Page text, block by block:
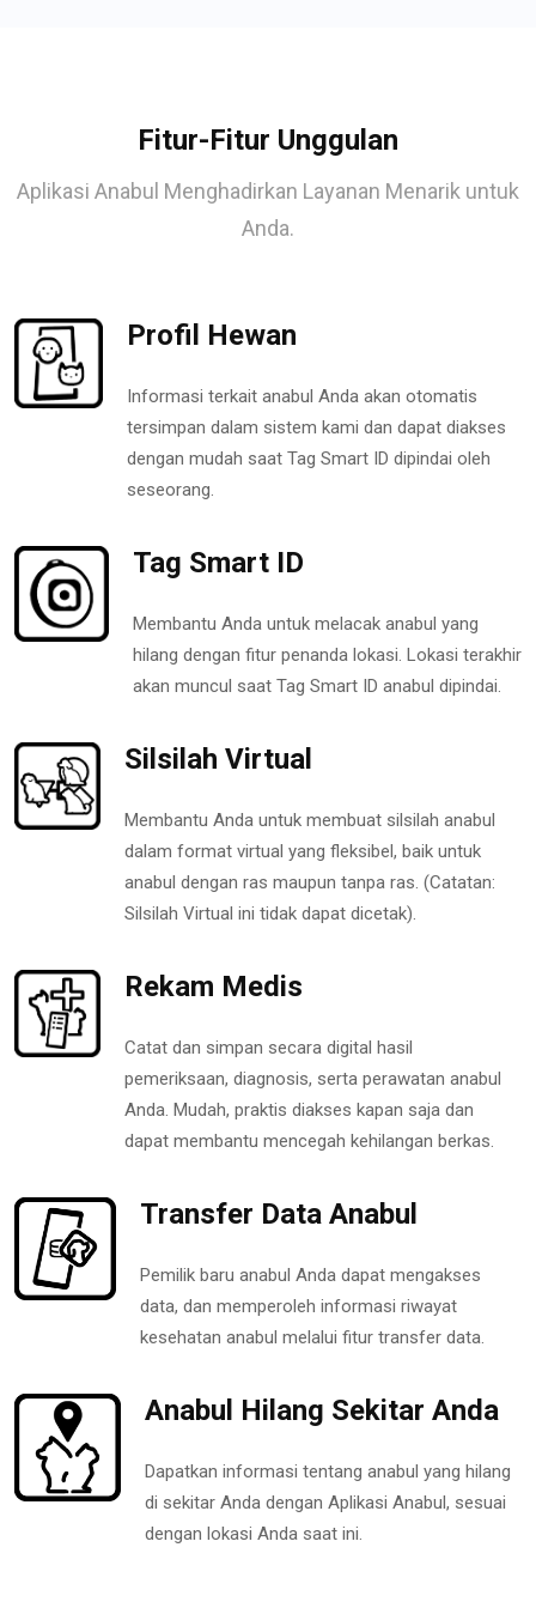
Fitur-Fitur Unggulan
Aplikasi Anabul Menghadirkan Layanan Menarik untuk
Anda.
Profil Hewan
Informasi terkait anabul Anda akan otomatis
tersimpan dalam sistem kami dan dapat diakses
dengan mudah saat Tag Smart ID dipindai oleh
seseorang.
Tag Smart ID
Membantu Anda untuk melacak anabul yang
hilang dengan fitur penanda lokasi. Lokasi terakhir
akan muncul saat Tag Smart ID anabul dipindai.
Silsilah Virtual
Membantu Anda untuk membuat silsilah anabul
dalam format virtual yang fleksibel, baik untuk
anabul dengan ras maupun tanpa ras. (Catatan:
Silsilah Virtual ini tidak dapat dicetak).
Rekam Medis
Catat dan simpan secara digital hasil
pemeriksaan, diagnosis, serta perawatan anabul
Anda. Mudah, praktis diakses kapan saja dan
dapat membantu mencegah kehilangan berkas.
Transfer Data Anabul
Pemilik baru anabul Anda dapat mengakses
data, dan memperoleh informasi riwayat
kesehatan anabul melalui fitur transfer data.
Anabul Hilang Sekitar Anda
Dapatkan informasi tentang anabul yang hilang
di sekitar Anda dengan Aplikasi Anabul, sesuai
dengan lokasi Anda saat ini.